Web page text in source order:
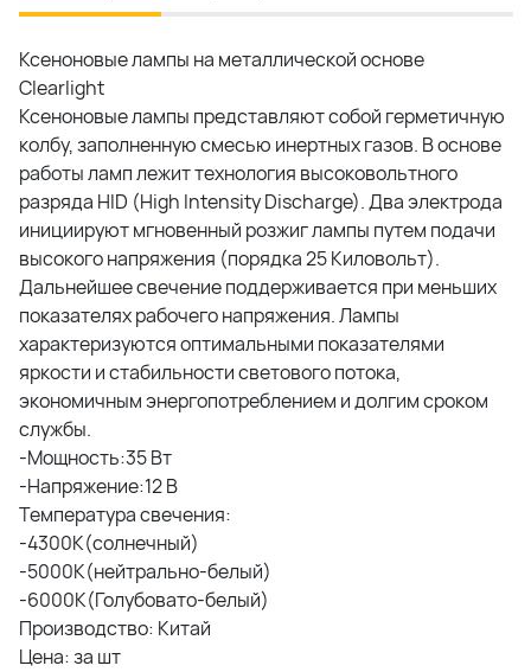
Ксеноновые лампы на металлической основе
Clearlight
Ксеноновые лампы представляют собой герметичную
колбу, заполненную смесью инертных газов. В основе
работы ламп лежит технология высоковольтного
разряда HID (High Intensity Discharge). Два электрода
инициируют мгновенный розжиг лампы путем подачи
высокого напряжения (порядка 25 Киловольт).
Дальнейшее свечение поддерживается при меньших
показателях рабочего напряжения. Лампы
характеризуются оптимальными показателями
яркости и стабильности светового потока,
экономичным энергопотреблением и долгим сроком
службы.
-Мощность:35 Вт
-Напряжение:12 В
Температура свечения:
-4300K(солнечный)
-5000К(нейтрально-белый)
-6000К(Голубовато-белый)
Производство: Китай
Цена: за шт